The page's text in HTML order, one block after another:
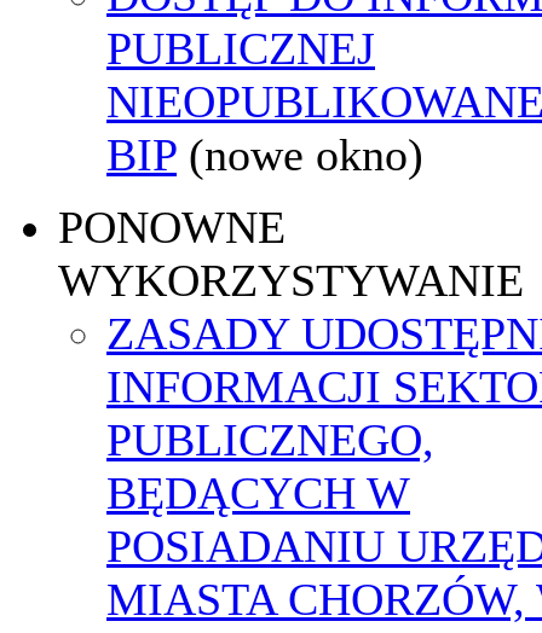
PUBLICZNEJ
BIP (nowe okno)
PONOWNE
WYKORZYSTYWANIE
ZASADY
INFORMACJI
PUBLICZNEGO,
BĘDĄCYCH W
POSIADANIU
MIASTA CHORZÓW,